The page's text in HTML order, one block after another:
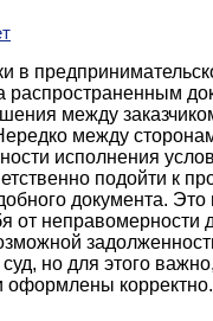
в
распространенным
между
между
исполнения
подойти к
документа.
от неправомерности
но для этого
оформлены корректно.